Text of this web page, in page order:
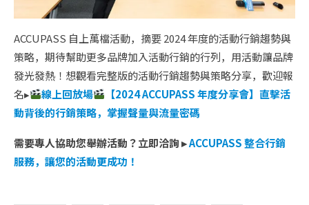
ACCUPASS 自上萬檔活動，摘要 2024 年度的活動行銷趨勢與
策略，期待幫助更多品牌加入活動行銷的行列，用活動讓品牌
發光發熱！想觀看完整版的活動行銷趨勢與策略分享，歡迎報
名▸
線上回放場
【2024 ACCUPASS 年度分享會】直擊活
動背後的行銷策略，掌握聲量與流量密碼
需要專人協助您舉辦活動？立即洽詢 ▸ACCUPASS 整合行銷
服務，讓您的活動更成功！